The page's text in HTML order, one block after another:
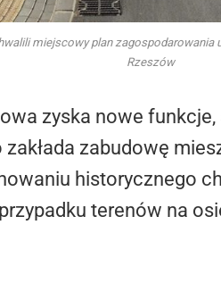
miejscowy plan zagospodarowania
Rzeszów
zyska nowe
zabudowę
historycznego
terenów na